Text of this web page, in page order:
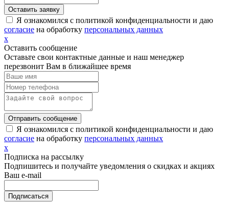
Я ознакомился с политикой конфиденциальности и даю
согласие на обработку персональных данных
х
Оставить сообщение
Оставьте свои контактные данные и наш менеджер
перезвонит Вам в ближайшее время
Я ознакомился с политикой конфиденциальности и даю
согласие на обработку персональных данных
х
Подписка на рассылку
Подпишитесь и получайте уведомления о скидках и акциях
Ваш e-mail